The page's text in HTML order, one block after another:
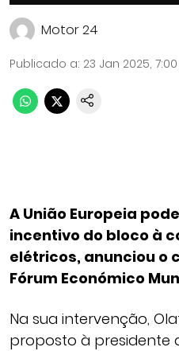
Motor 24
Publicado a: 23 Jan 2025,
A União Europeia
incentivo do bloco à
elétricos, anunciou o
Fórum Económico
Na sua intervenção,
proposto à presidente